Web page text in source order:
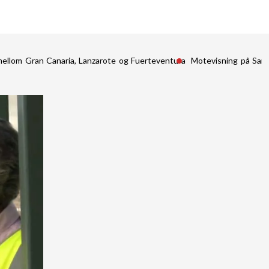
Gran Canaria, Lanzarote og Fuerteventura Motevisning på